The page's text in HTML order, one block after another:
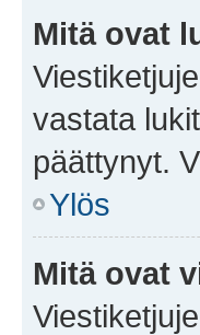
Mitä ovat
vastata
päättynyt.
Ylös
Mitä ovat